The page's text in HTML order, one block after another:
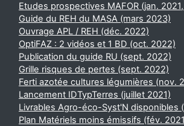
Etudes prospectives MAFOR (jan.
Guide du REH du MASA (mars 2023)
Ouvrage APL / REH (déc. 2022)
OptiFAZ : 2 vidéos et 1 BD (oct. 2022)
Publication du guide RU (sept. 2022)
Grille risques de pertes (sept. 2022)
Ferti azotée cultures légumières (nov.
Lancement IDTypTerres (juillet 2021)
Livrables Agro-éco-Syst'N disponibles
Plan Matériels moins émissifs (fév.